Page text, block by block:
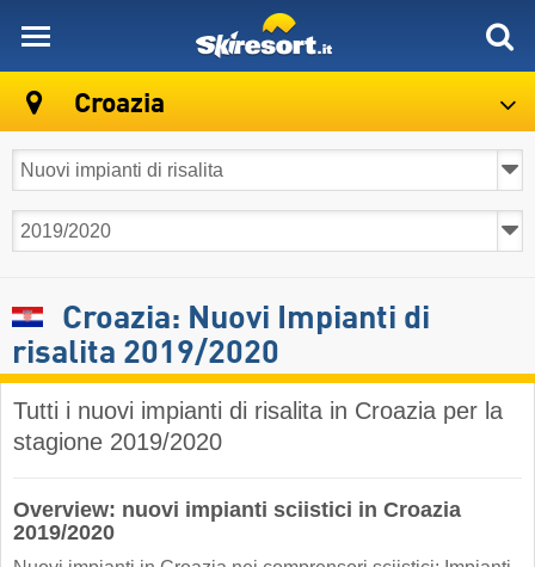
Croazia
Croazia: Nuovi Impianti di
risalita 2019/2020
Tutti i nuovi impianti di risalita in Croazia per la
stagione 2019/2020
Overview: nuovi impianti sciistici in Croazia
2019/2020